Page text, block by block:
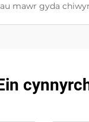
mawr gyda